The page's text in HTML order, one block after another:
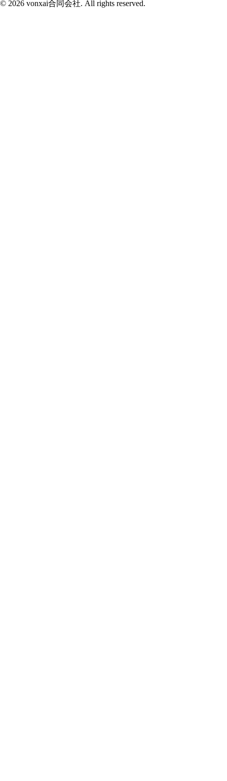
© 2026 vonxai合同会社. All rights reserved.